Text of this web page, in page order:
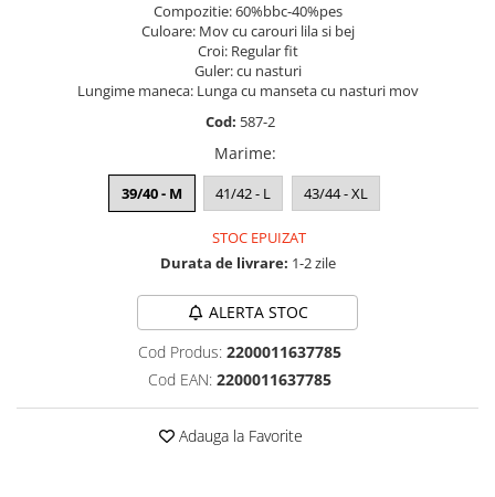
Compozitie: 60%bbc-40%pes
Culoare: Mov cu carouri lila si bej
Croi: Regular fit
Guler: cu nasturi
Lungime maneca: Lunga cu manseta cu nasturi mov
Cod: 587-2
Marime:
39/40 - M 41/42 - L 43/44 - XL
STOC EPUIZAT
Durata de livrare: 1-2 zile
ALERTA STOC
Cod Produs: 2200011637785
Cod EAN: 2200011637785
Adauga la Favorite